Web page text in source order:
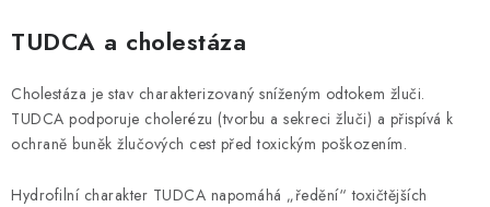
TUDCA a cholestáza
Cholestáza je stav charakterizovaný sníženým odtokem žluči.
TUDCA podporuje cholerézu (tvorbu a sekreci žluči) a přispívá k
ochraně buněk žlučových cest před toxickým poškozením.
Hydrofilní charakter TUDCA napomáhá „ředění“ toxičtějších